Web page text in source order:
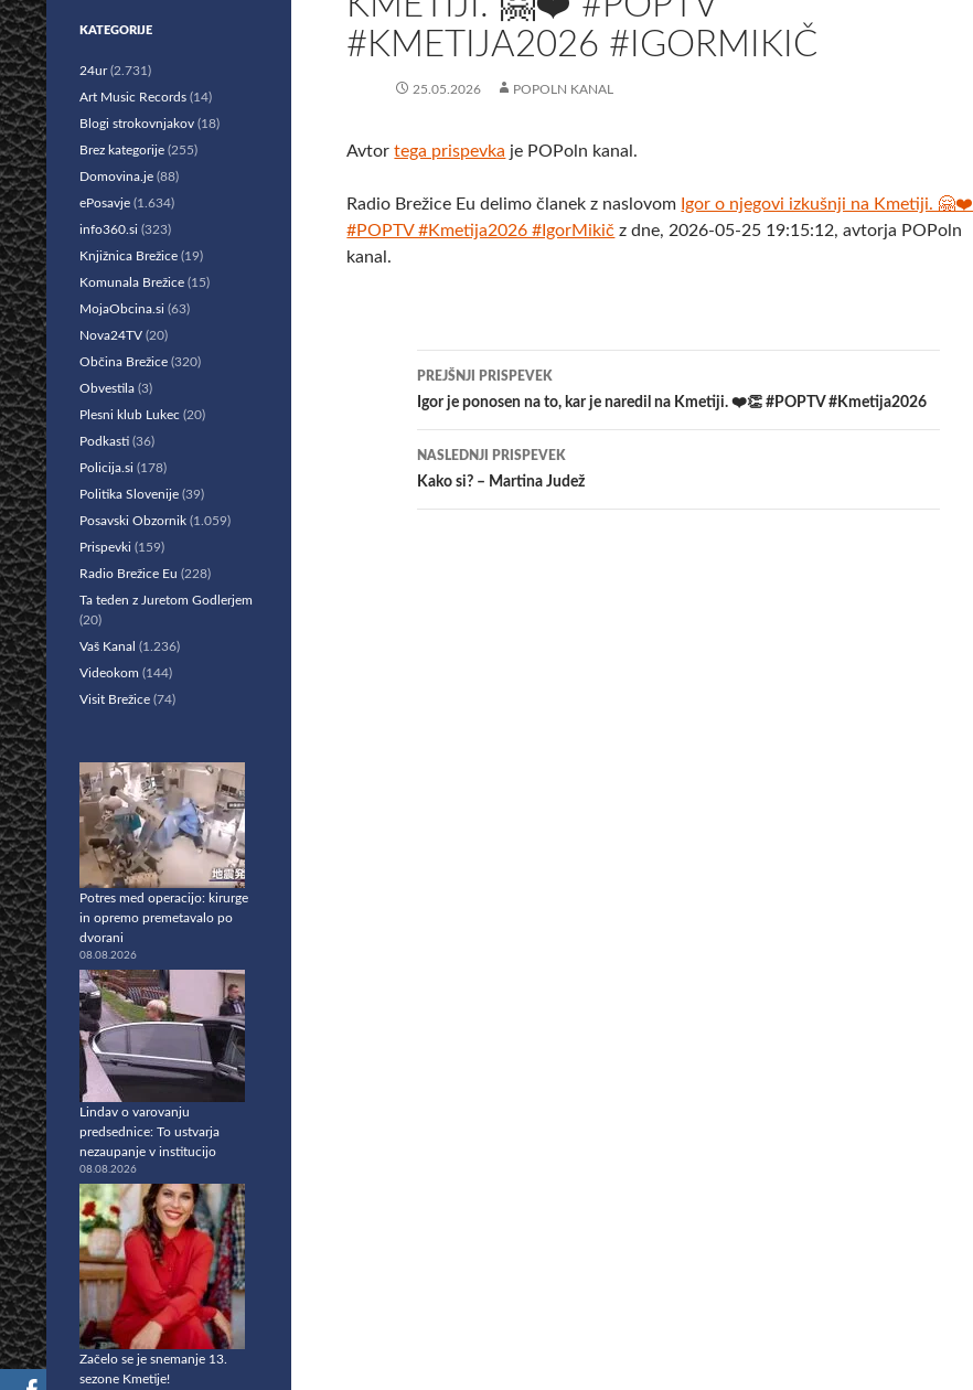
#KMETIJA2026 #IGORMIKIČ
25.05.2026 POPOLN KANAL
Avtortega prispevka je POPoln kanal.
Radio Brežice Eu delimo članek z naslovom Igor o njegovi izkušnji na Kmetiji. 🤗❤️
#POPTV #Kmetija2026 #IgorMikič z dne, 2026-05-25 19:15:12, avtorja POPoln
kanal.
Krmarjenje
po
prispevkih
PREJŠNJI PRISPEVEK
Igor je ponosen na to, kar je naredil na Kmetiji. ❤️👏 #POPTV #Kmetija2026
NASLEDNJI PRISPEVEK
Kako si? – Martina Judež
KATEGORIJE
24ur(2.731)
Art Music Records (14)
Blogi strokovnjakov (18)
Brez kategorije (255)
Domovina.je (88)
ePosavje (1.634)
info360.si (323)
Knjižnica Brežice (19)
Komunala Brežice (15)
MojaObcina.si (63)
Nova24TV (20)
Občina Brežice (320)
Obvestila (3)
Plesni klub Lukec (20)
Podkasti (36)
Policija.si (178)
Politika Slovenije (39)
Posavski Obzornik (1.059)
Prispevki (159)
Radio Brežice Eu (228)
Ta teden z Juretom Godlerjem
(20)
Vaš Kanal (1.236)
Videokom (144)
Visit Brežice (74)
Potres med operacijo: kirurge
in opremo premetavalo po
dvorani
08.08.2026
Lindav o varovanju
predsednice: To ustvarja
nezaupanje v institucijo
08.08.2026
Začelo se je snemanje 13.
sezone Kmetije!